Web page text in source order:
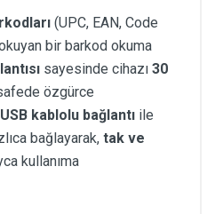
(UPC, EAN, Code
bir barkod okuma
sayesinde cihazı 30
özgürce
USB kablolu bağlantı ile
bağlayarak, tak ve
kullanıma